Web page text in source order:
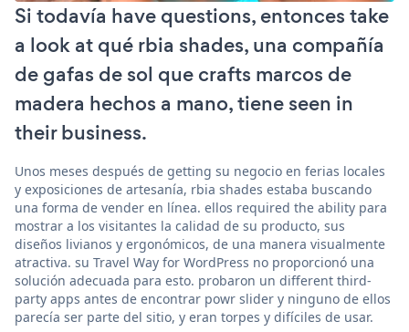
Si todavía have questions, entonces take
a look at qué rbia shades, una compañía
de gafas de sol que crafts marcos de
madera hechos a mano, tiene seen in
their business.
Unos meses después de getting su negocio en ferias locales
y exposiciones de artesanía, rbia shades estaba buscando
una forma de vender en línea. ellos required the ability para
mostrar a los visitantes la calidad de su producto, sus
diseños livianos y ergonómicos, de una manera visualmente
atractiva. su Travel Way for WordPress no proporcionó una
solución adecuada para esto. probaron un different third-
party apps antes de encontrar powr slider y ninguno de ellos
parecía ser parte del sitio, y eran torpes y difíciles de usar.